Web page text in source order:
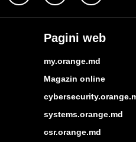
Pagini web
my.orange.md
Magazin online
systems.orange.md
csr.orange.md